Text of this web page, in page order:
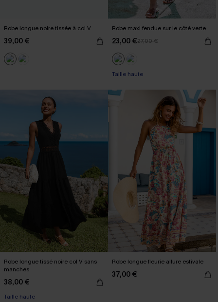
Robe longue noire tissée à col V
39,00 €
Robe maxi fendue sur le côté verte
23,00 €27,00 €
Taille haute
Robe longue tissé noire col V sans
manches
38,00 €
Taille haute
Robe longue fleurie allure estivale
37,00 €